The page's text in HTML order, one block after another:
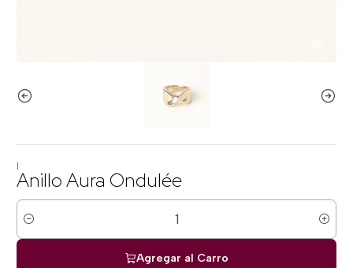
|
Anillo Aura Ondulée
Cantidad
Agregar al Carro